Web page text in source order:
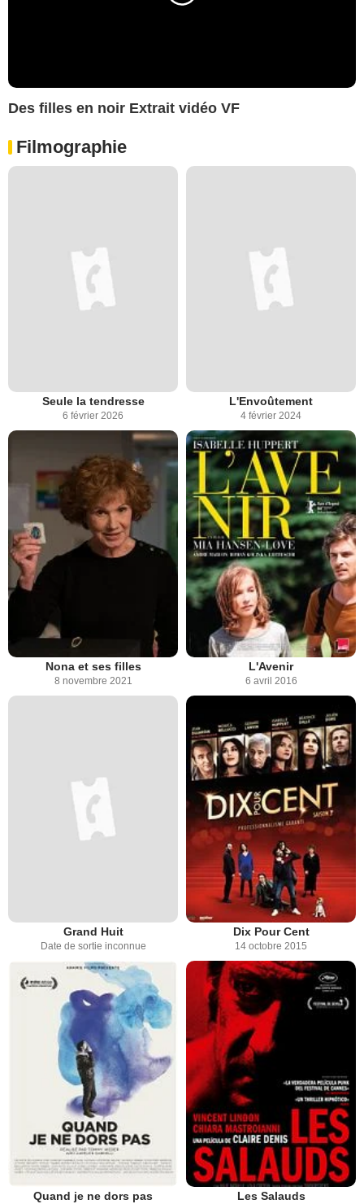
Des filles en noir Extrait vidéo VF
Filmographie
Seule la tendresse
6 février 2026
L'Envoûtement
4 février 2024
Nona et ses filles
8 novembre 2021
L'Avenir
6 avril 2016
Grand Huit
Date de sortie inconnue
Dix Pour Cent
14 octobre 2015
Quand je ne dors pas Les Salauds